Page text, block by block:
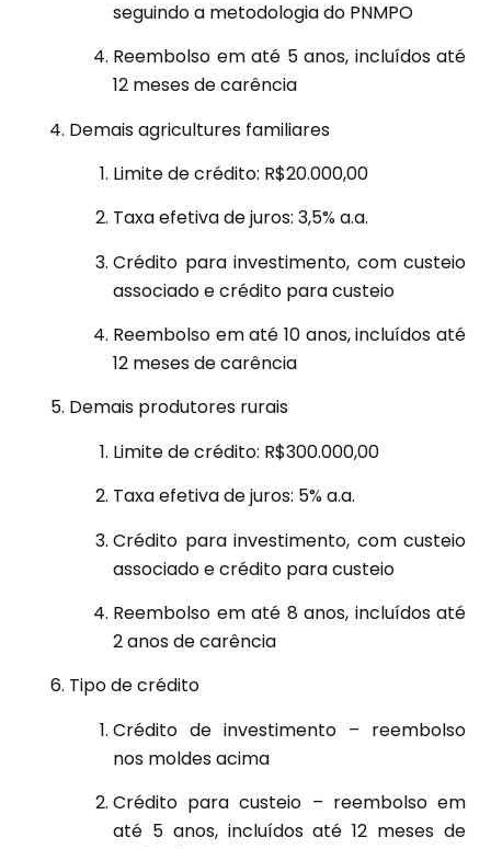
seguindo a metodologia do PNMPO
Reembolso em até 5 anos, incluídos até
12 meses de carência
Demais agricultures familiares
Limite de crédito: R$20.000,00
Taxa efetiva de juros: 3,5% a.a.
Crédito para investimento, com custeio
associado e crédito para custeio
Reembolso em até 10 anos, incluídos até
12 meses de carência
Demais produtores rurais
Limite de crédito: R$300.000,00
Taxa efetiva de juros: 5% a.a.
Crédito para investimento, com custeio
associado e crédito para custeio
Reembolso em até 8 anos, incluídos até
2 anos de carência
Tipo de crédito
Crédito de investimento – reembolso
nos moldes acima
Crédito para custeio – reembolso em
até 5 anos, incluídos até 12 meses de